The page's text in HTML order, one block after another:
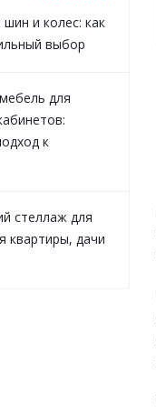
и колес: как
выбор
для
к
стеллаж для
квартиры, дачи